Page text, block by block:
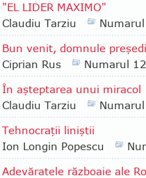
"EL LIDER MAXIMO"
Claudiu Tarziu
Bun venit, domnule
Ciprian Rus
Numarul
În aşteptarea unui miracol
Claudiu Tarziu
Tehnocraţii liniştii
Ion Longin Popescu
Adevăratele războaie ale